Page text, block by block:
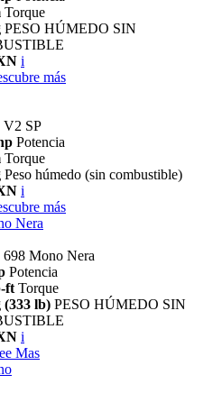
Torque
PESO HÚMEDO SIN
i
más
V2 SP
Potencia
Torque
Peso húmedo (sin combustible)
i
más
Nera
Mono Nera
Potencia
ft Torque
(333 lb) PESO HÚMEDO SIN
i
Mas